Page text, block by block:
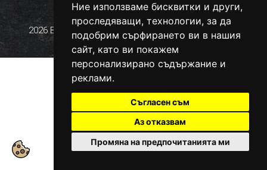
Ние използваме бисквитки и други,
проследяващи, технологии, за да
подобрим сърфирането ви в нашия
сайт, като ви покажем
персонализирано съдържание и
реклами.
Съгласен съм
Аз отказвам
Промяна на предпочитанията ми
Facebook
2026 Bacardi Club Dobrich, Всички права запазени.
Условия /Защита на личните данни